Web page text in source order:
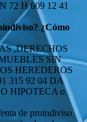
72 H 609 12 41
¿Cómo
,DERECHOS
SIN
HEREDEROS
315 92 04 DA
HIPOTECA o
de proindiviso